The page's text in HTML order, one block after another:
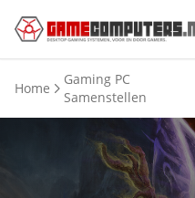
Home
Gaming PC
Samenstellen